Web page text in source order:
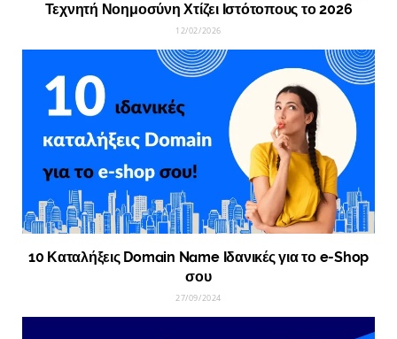
Τεχνητή Νοημοσύνη Χτίζει Ιστότοπους το 2026
12/02/2026
10 Καταλήξεις Domain Name Ιδανικές για το e-Shop
σου
27/09/2024